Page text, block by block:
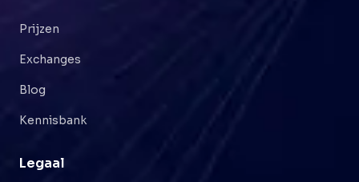
Prijzen
Exchanges
Blog
Kennisbank
Legaal